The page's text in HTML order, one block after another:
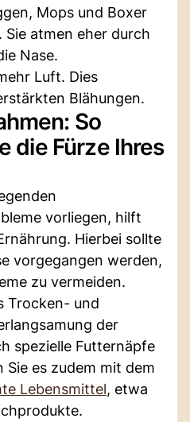
Mops und Boxer
atmen eher durch
Nase.
Luft. Dies
Blähungen.
So
die Fürze Ihres
vorliegen, hilft
Hierbei sollte
vorgegangen werden,
zu vermeiden.
Trocken- und
der
spezielle Futternäpfe
es zudem mit dem
Lebensmittel, etwa